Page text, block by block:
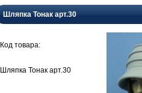
Шляпка Тонак арт.30
Код товара:
Шляпка Тонак арт.30